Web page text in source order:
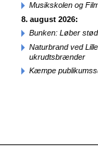
Musikskolen og
8. august 2026:
Bunken: Løber
Naturbrand ved
ukrudtsbrænder
Kæmpe